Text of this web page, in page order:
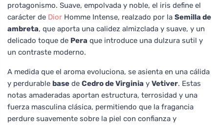
protagonismo. Suave, empolvada y noble, el iris define el
carácter de Dior Homme Intense, realzado por la Semilla de
ambreta, que aporta una calidez almizclada y suave, y un
delicado toque de Pera que introduce una dulzura sutil y
un contraste moderno.
A medida que el aroma evoluciona, se asienta en una cálida
y perdurable base de Cedro de Virginia y Vetiver. Estas
notas amaderadas aportan estructura, terrosidad y una
fuerza masculina clásica, permitiendo que la fragancia
perdure suavemente sobre la piel con confianza y